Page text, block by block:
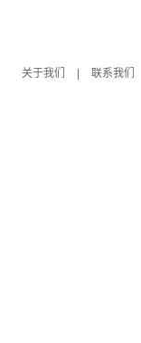
关于我们
联系我们